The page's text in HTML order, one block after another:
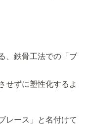
、鉄骨工法での「ブ
せずに塑性化するよ
レース」と名付けて